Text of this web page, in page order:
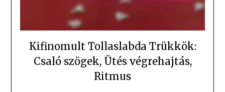
Kifinomult Tollaslabda Trükkök:
Csaló szögek, Ütés végrehajtás,
Ritmus